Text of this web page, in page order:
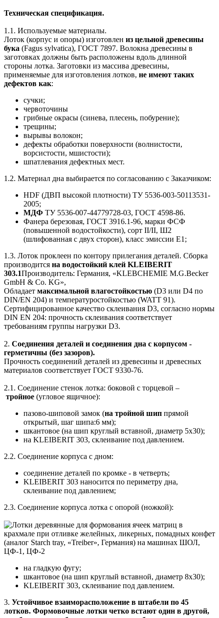
Техническая спецификация.
1.1. Используемые материалы.
Лоток (корпус и опоры) изготовлен из цельной древесины
бука (Fagus sylvatica), ГОСТ 7897. Волокна древесины в
заготовках должны быть расположены вдоль длинной
стороны лотка. Заготовки из массива древесины,
применяемые для изготовления лотков, не имеют таких
дефектов как:
сучки;
червоточины
грибные окрасы (синева, плесень, побурение);
трещины;
вырывы волокон;
дефекты обработки поверхности (волнистости,
ворсистости, мшистости);
шпатлевания дефектных мест.
1.2. Материал дна выбирается по согласованию с Заказчиком:
HDF (ДВП высокой плотности) ТУ 5536-003-50113531-
2005;
МДФ ТУ 5536-007-44779728-03, ГОСТ 4598-86.
Фанера березовая, ГОСТ 3916.1-96, марки ФСФ
(повышенной водостойкости), сорт II/II, Ш2
(шлифованная с двух сторон), класс эмиссии Е1;
1.3. Лоток проклеен по контору прилегания деталей. Сборка
производится на водостойкий клей KLEIBERIT
303.1Производитель: Германия, «KLEBCHEMIE M.G.Becker
GmbH & Co. KG»,
Обладает максимальной влагостойкостью (D3 или D4 по
DIN/EN 204) и температуростойкостью (WATT 91).
Сертифицированное качество склеивания D3, согласно нормы
DIN EN 204: прочность склеивания соответствует
требованиям группы нагрузки D3.
2. Соединения деталей и соединения дна с корпусом -
герметичны (без зазоров).
Прочность соединений деталей из древесины и древесных
материалов соответствует ГОСТ 9330-76.
2.1. Соединение стенок лотка: боковой с торцевой –
тройное (угловое ящичное):
пазово-шиповой замок (на тройной шип прямой
открытый, шаг шипа:6 мм);
шкантовое (на шип круглый вставной, диаметр 5х30);
на KLEIBERIT 303, склеивание под давлением.
2.2. Соединение корпуса с дном:
соединение деталей по кромке - в четверть;
KLEIBERIT 303 наносится по периметру дна,
склеивание под давлением;
2.3. Соединение корпуса лотка с опорой (ножкой):
на гладкую фугу;
шкантовое (на шип круглый вставной, диаметр 8х30);
KLEIBERIT 303, склеивание под давлением.
3. Устойчивое взаиморасположение в штабели по 45
лотков. Формовочные лотки четко встают один в другой,